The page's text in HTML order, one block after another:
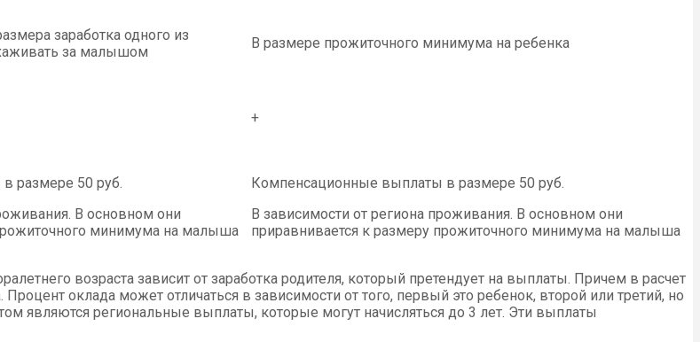
заработка одного из
за малышом
В размере прожиточного минимума на ребенка
+
размере 50 руб.
В основном они
минимума на малыша
Компенсационные выплаты в размере 50 руб.
В зависимости от региона проживания. В основном они
приравнивается к размеру прожиточного минимума на малыша
возраста зависит от заработка родителя, который претендует на выплаты. Причем в расчет
оклада может отличаться в зависимости от того, первый это ребенок, второй или третий, но
являются региональные выплаты, которые могут начисляться до 3 лет. Эти выплаты